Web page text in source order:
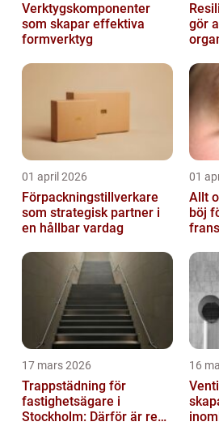
Verktygskomponenter
som skapar effektiva
formverktyg
Resiliens
gör
01 april 2026
Förpackningstillverkare
som strategisk partner i
en hållbar vardag
01
Allt
böj
17 mars 2026
Trappstädning för
fastighetsägare i
Stockholm: Därför är rena
16